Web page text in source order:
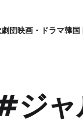
団映画・ドラマ韓国
ジャ